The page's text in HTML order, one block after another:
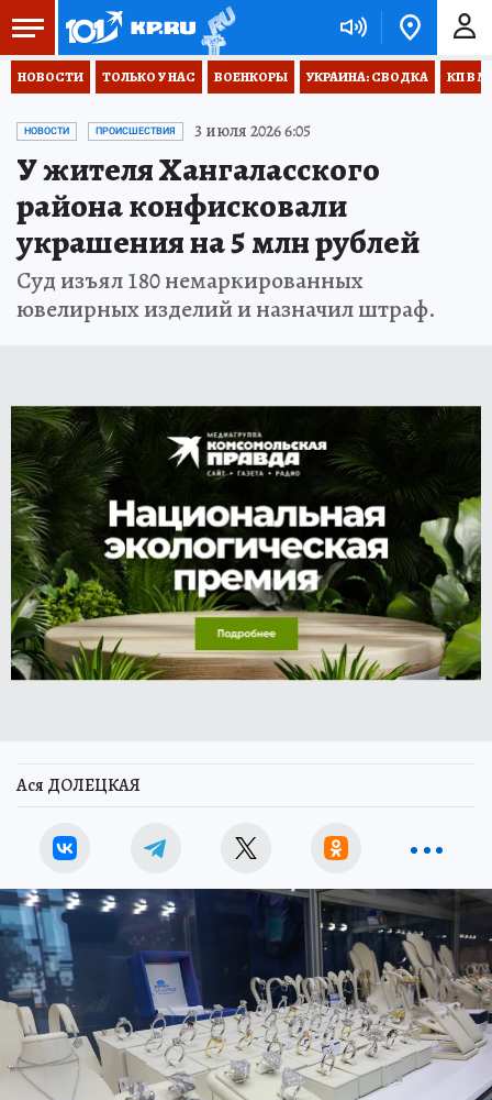
НОВОСТИ ТОЛЬКО У НАС ВОЕНКОРЫ УКРАИНА: СВОДКА КП В
НОВОСТИ ПРОИСШЕСТВИЯ 3 июля 2026 6:05
У жителя Хангаласского
района конфисковали
украшения на 5 млн рублей
Суд изъял 180 немаркированных
ювелирных изделий и назначил штраф.
Ася ДОЛЕЦКАЯ